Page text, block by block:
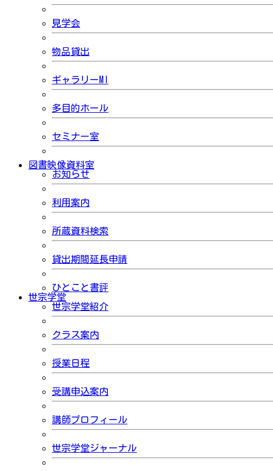
見学会
物品貸出
ギャラリーMI
多目的ホール
セミナー室
図書映像資料室
お知らせ
利用案内
所蔵資料検索
貸出期間延長申請
ひとこと書評
世宗学堂
世宗学堂紹介
クラス案内
授業日程
受講申込案内
講師プロフィール
世宗学堂ジャーナル